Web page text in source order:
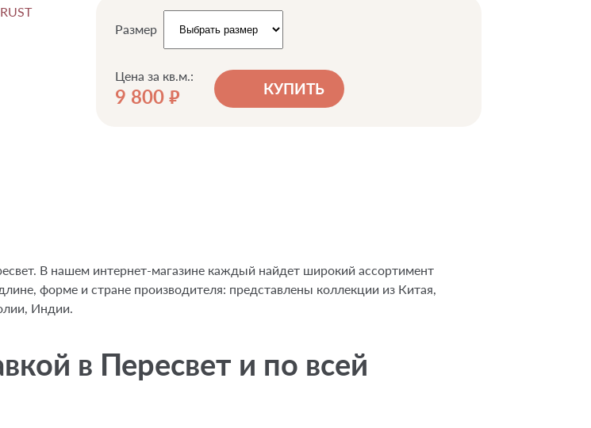
Размер
Цена за кв.м.:
9 800 руб. КУПИТЬ
В нашем интернет-магазине каждый найдет широкий ассортимент
форме и стране производителя: представлены коллекции из Китая,
Индии.
в Пересвет и по всей